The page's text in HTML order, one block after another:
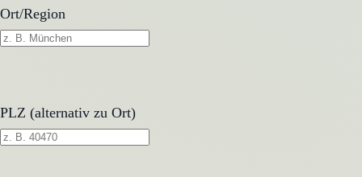
Ort/Region
PLZ (alternativ zu Ort)